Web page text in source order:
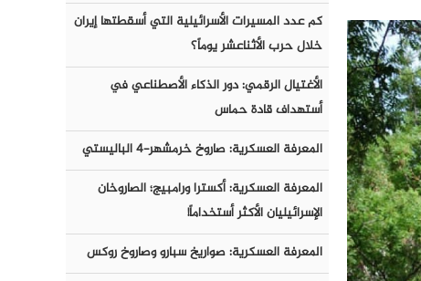
كم عدد المسيرات الأسرائيلية التي أسقطتها إيران
خلال حرب الأثناعشر يوماً؟
الأغتيال الرقمي: دور الذكاء الأصطناعي في
أستهداف قادة حماس
المعرفة العسكرية: صاروخ خرمشهر-٤ الباليستي
المعرفة العسكرية: أكسترا ورامبيج؛ الصاروخان
الإسرائيليان الأكثر أستخداماً!
المعرفة العسكرية: صواريخ سبارو وصاروخ روكس